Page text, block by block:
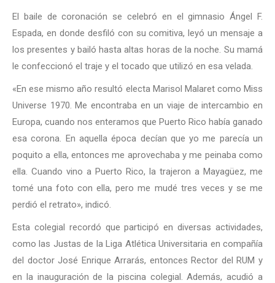
El baile de coronación se celebró en el gimnasio Ángel F.
Espada, en donde desfiló con su comitiva, leyó un mensaje a
los presentes y bailó hasta altas horas de la noche. Su mamá
le confeccionó el traje y el tocado que utilizó en esa velada.
«En ese mismo año resultó electa Marisol Malaret como Miss
Universe 1970. Me encontraba en un viaje de intercambio en
Europa, cuando nos enteramos que Puerto Rico había ganado
esa corona. En aquella época decían que yo me parecía un
poquito a ella, entonces me aprovechaba y me peinaba como
ella. Cuando vino a Puerto Rico, la trajeron a Mayagüez, me
tomé una foto con ella, pero me mudé tres veces y se me
perdió el retrato», indicó.
Esta colegial recordó que participó en diversas actividades,
como las Justas de la Liga Atlética Universitaria en compañía
del doctor José Enrique Arrarás, entonces Rector del RUM y
en la inauguración de la piscina colegial. Además, acudió a